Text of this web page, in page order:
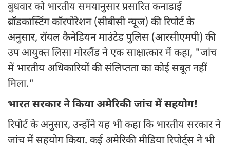
बुधवार को भारतीय समयानुसार प्रसारित कनाडाई
ब्रॉडकास्टिंग कॉरपोरेशन (सीबीसी न्यूज) की रिपोर्ट के
अनुसार, रॉयल कैनेडियन माउंटेड पुलिस (आरसीएमपी) की
उप आयुक्त लिसा मोरलैंड ने एक साक्षात्कार में कहा, "जांच
में भारतीय अधिकारियों की संलिप्तता का कोई सबूत नहीं
मिला."
भारत सरकार ने किया अमेरिकी जांच में सहयोग!
रिपोर्ट के अनुसार, उन्होंने यह भी कहा कि भारतीय सरकार ने
जांच में सहयोग किया. कई अमेरिकी मीडिया रिपोर्ट्स ने भी